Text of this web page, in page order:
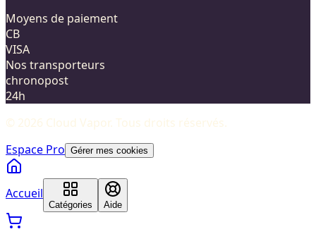
Moyens de paiement
CB
VISA
Nos transporteurs
chronopost
24h
© 2026 Cloud Vapor. Tous droits réservés.
Espace Pro Gérer mes cookies
Accueil
Catégories Aide